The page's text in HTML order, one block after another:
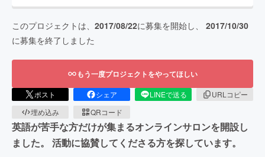
このプロジェクトは、 2017/08/22に募集を開始し、 2017/10/30
に募集を終了しました
もう一度プロジェクトをやってほしい
ポスト シェア LINEで送る
URLコピー
埋め込み
QRコード
英語が苦手な方だけが集まるオンラインサロンを開設し
ました。 活動に協賛してくださる方を探しています。